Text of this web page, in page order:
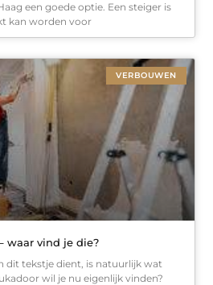
een goede optie. Een steiger is
kan worden voor
VERBOUWEN
waar vind je die?
dit tekstje dient, is natuurlijk wat
wil je nu eigenlijk vinden?